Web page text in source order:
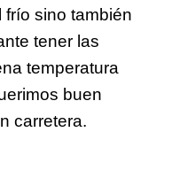
frío sino también
tener las
temperatura
buen
carretera.